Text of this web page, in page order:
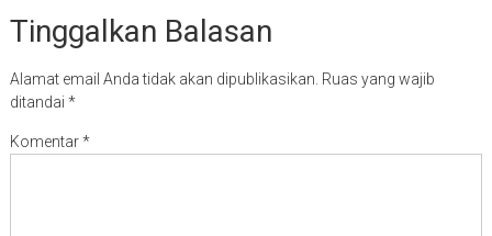
Tinggalkan Balasan
Alamat email Anda tidak akan dipublikasikan. Ruas yang wajib
ditandai *
Komentar*